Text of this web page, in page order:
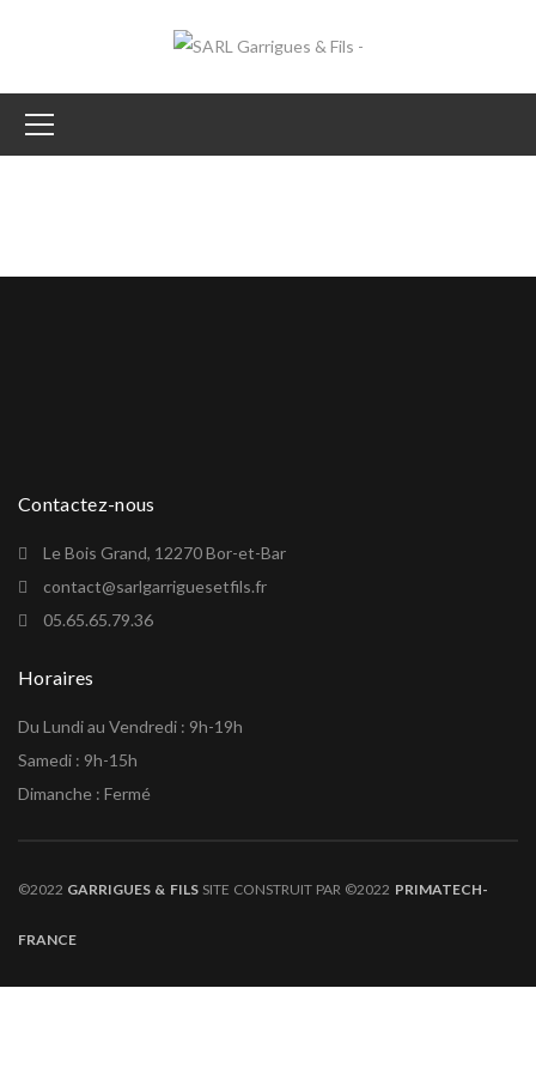
Contactez-nous
Le Bois Grand, 12270 Bor-et-Bar
contact@sarlgarriguesetfils.fr
05.65.65.79.36
Horaires
Du Lundi au Vendredi : 9h-19h
Samedi : 9h-15h
Dimanche : Fermé
©2022 GARRIGUES & FILSSITE CONSTRUIT PAR ©2022 PRIMATECH-
FRANCE